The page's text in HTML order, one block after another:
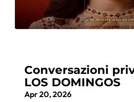
Conversazioni
LOS DOMINGOS
Apr 20, 2026